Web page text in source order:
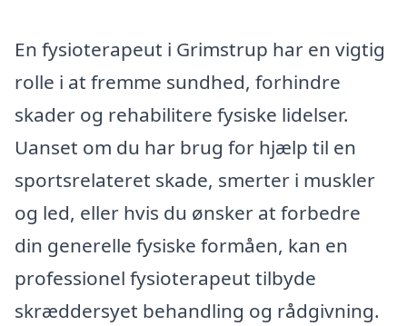
En fysioterapeut i Grimstrup har en vigtig
rolle i at fremme sundhed, forhindre
skader og rehabilitere fysiske lidelser.
Uanset om du har brug for hjælp til en
sportsrelateret skade, smerter i muskler
og led, eller hvis du ønsker at forbedre
din generelle fysiske formåen, kan en
professionel fysioterapeut tilbyde
skræddersyet behandling og rådgivning.